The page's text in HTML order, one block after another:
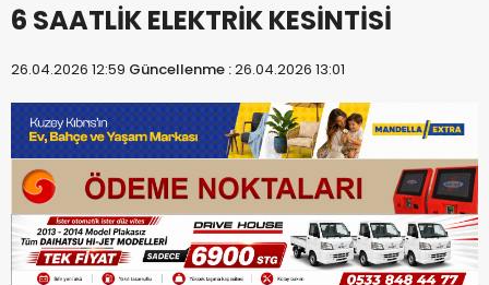
6 SAATLİK ELEKTRİK KESİNTİSİ
26.04.2026 12:59 Güncellenme :26.04.2026 13:01